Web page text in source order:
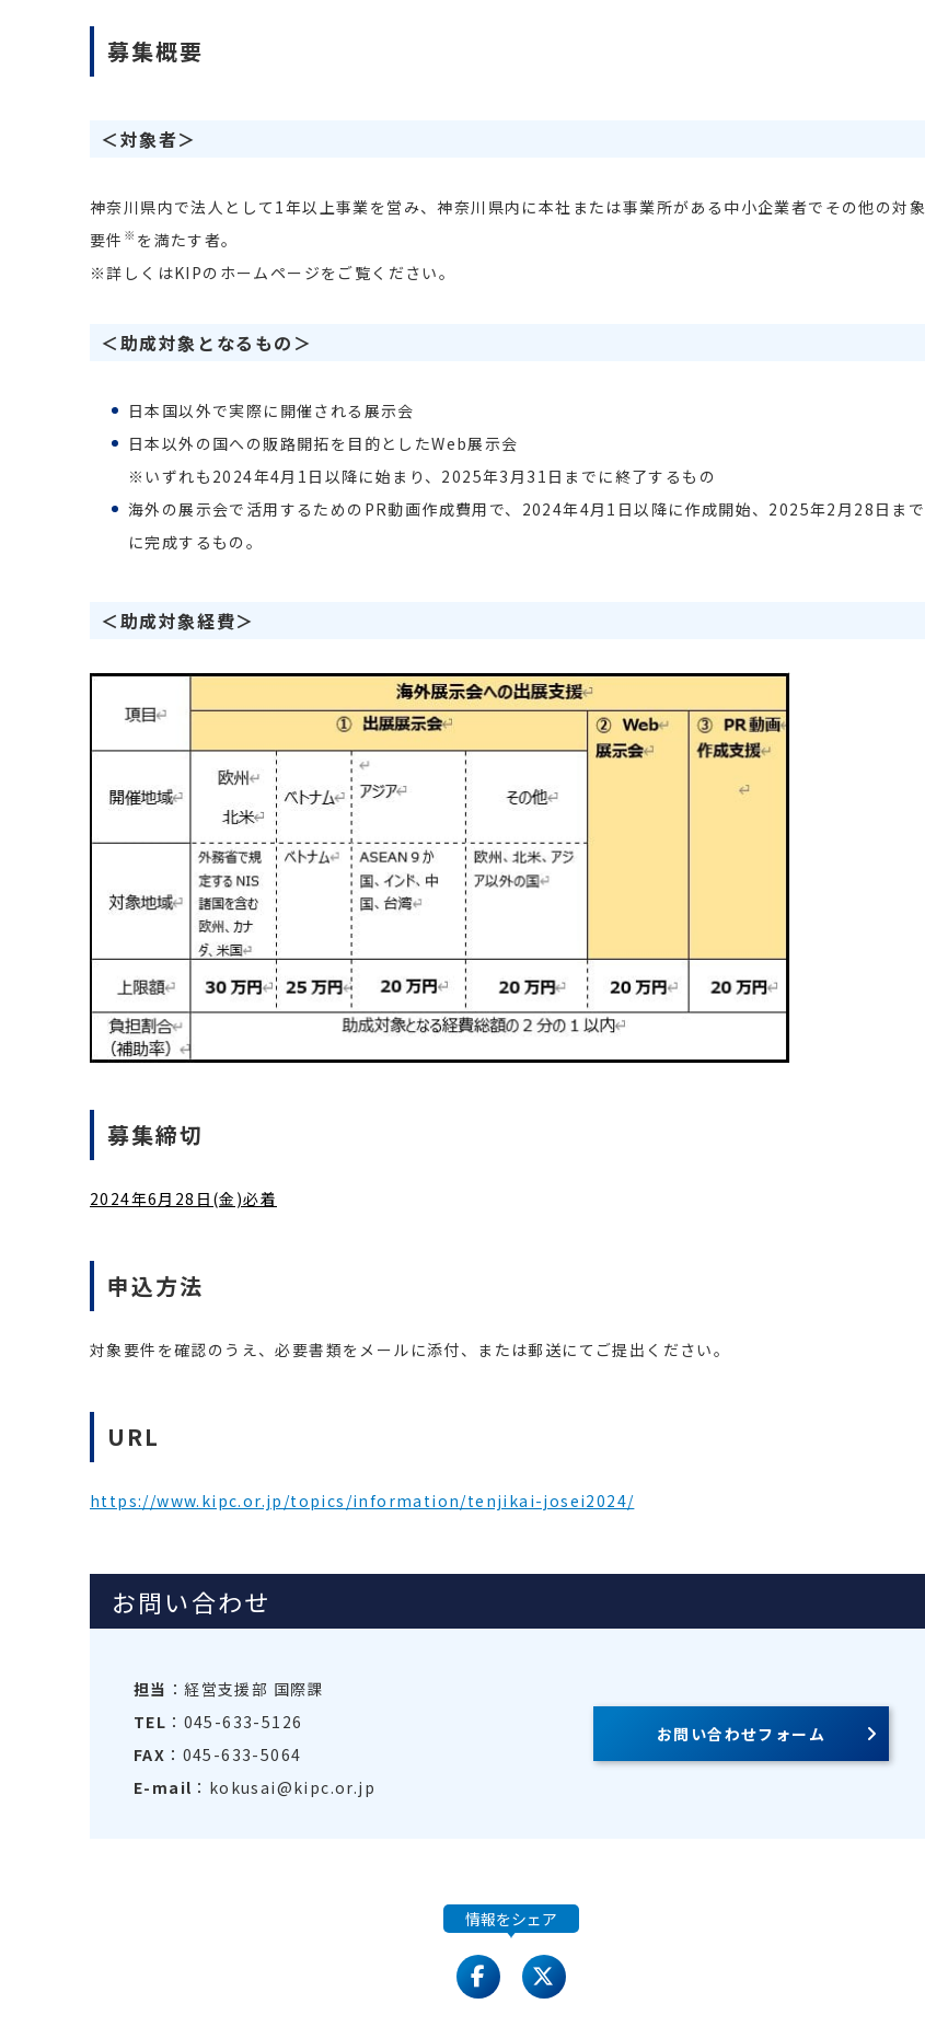
募集概要
＜対象者＞
神奈川県内で法人として1年以上事業を営み、神奈川県内に本社または事業所がある中小企業者でその他の対象
要件 ※ を満たす者。
※詳しくはKIPのホームページをご覧ください。
＜助成対象となるもの＞
日本国以外で実際に開催される展示会
日本以外の国への販路開拓を目的としたWeb展示会
※いずれも2024年4月1日以降に始まり、2025年3月31日までに終了するもの
海外の展示会で活用するためのPR動画作成費用で、2024年4月1日以降に作成開始、2025年2月28日まで
に完成するもの。
＜助成対象経費＞
募集締切
2024年6月28日(金)必着
申込方法
対象要件を確認のうえ、必要書類をメールに添付、または郵送にてご提出ください。
URL
https://www.kipc.or.jp/topics/information/tenjikai-josei2024/
お問い合わせ
担当 ：経営支援部 国際課
TEL ：045-633-5126
FAX ：045-633-5064
E-mail ：kokusai@kipc.or.jp
お問い合わせフォーム
情報をシェア
facebooktwitter